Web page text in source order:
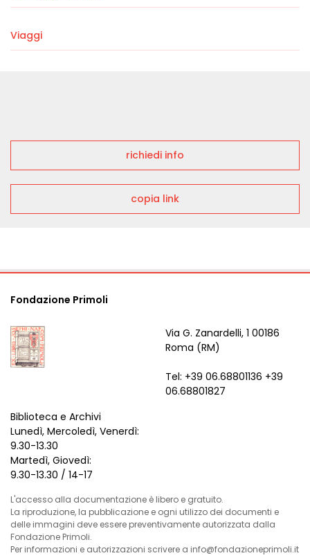
Viaggi
richiedi info
copia link
Fondazione Primoli
Via G. Zanardelli, 1 00186
Roma (RM)
Tel: +39 06.68801136 +39
06.68801827
Biblioteca e Archivi
Lunedì, Mercoledì, Venerdì:
9.30-13.30
Martedì, Giovedì:
9.30-13.30 / 14-17
L'accesso alla documentazione è libero e gratuito.
La riproduzione, la pubblicazione e ogni utilizzo dei documenti e
delle immagini deve essere preventivamente autorizzata dalla
Fondazione Primoli.
Per informazioni e autorizzazioni scrivere a info@fondazioneprimoli.it